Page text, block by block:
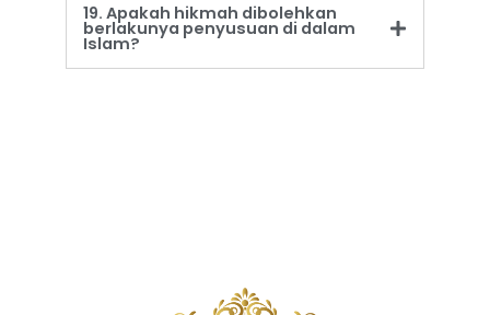
19. Apakah hikmah dibolehkan
berlakunya penyusuan di dalam
Islam?